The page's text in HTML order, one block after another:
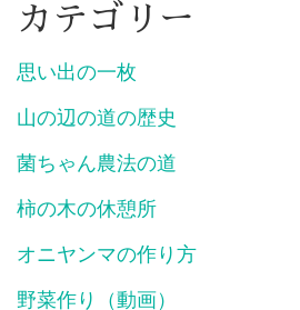
カテゴリー
思い出の一枚
山の辺の道の歴史
菌ちゃん農法の道
柿の木の休憩所
オニヤンマの作り方
野菜作り（動画）